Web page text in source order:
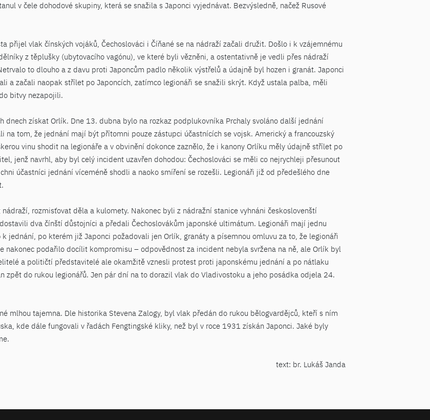
v čele dohodové skupiny, která se snažila s Japonci vyjednávat. Bezvýsledně, načež Rusové
přijel vlak čínských vojáků, Čechoslováci i Číňané se na nádraží začali družit. Došlo i k vzájemnému
z těplušky (ubytovacího vagónu), ve které byli vězněni, a ostentativně je vedli přes nádraží
to dlouho a z davu proti Japoncům padlo několik výstřelů a údajně byl hozen i granát. Japonci
a začali naopak střílet po Japoncích, zatímco legionáři se snažili skrýt. Když ustala palba, měli
bitvy nezapojili.
dnech získat Orlík. Dne 13. dubna bylo na rozkaz podplukovníka Prchaly svoláno další jednání
na tom, že jednání mají být přítomni pouze zástupci účastnících se vojsk. Americký a francouzský
vinu shodit na legionáře a v obvinění dokonce zaznělo, že i kanony Orlíku měly údajně střílet po
jenž navrhl, aby byl celý incident uzavřen dohodou: Čechoslováci se měli co nejrychleji přesunout
účastníci jednání víceméně shodli a naoko smíření se rozešli. Legionáři již od předešlého dne
rozmisťovat děla a kulomety. Nakonec byli z nádražní stanice vyhnáni českoslovenští
dva čínští důstojníci a předali Čechoslovákům japonské ultimátum. Legionáři mají jednu
jednání, po kterém již Japonci požadovali jen Orlík, granáty a písemnou omluvu za to, že legionáři
nakonec podařilo docílit kompromisu – odpovědnost za incident nebyla svržena na ně, ale Orlík byl
a političtí představitelé ale okamžitě vznesli protest proti japonskému jednání a po nátlaku
zpět do rukou legionářů. Jen pár dní na to dorazil vlak do Vladivostoku a jeho posádka odjela 24.
mlhou tajemna. Dle historika Stevena Zalogy, byl vlak předán do rukou bělogvardějců, kteří s ním
kde dále fungovali v řadách Fengtingské kliky, než byl v roce 1931 získán Japonci. Jaké byly
text: br. Lukáš Janda